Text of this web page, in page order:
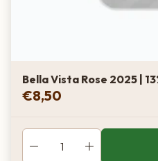
Bella Vista Rose 2025 |
€8,50